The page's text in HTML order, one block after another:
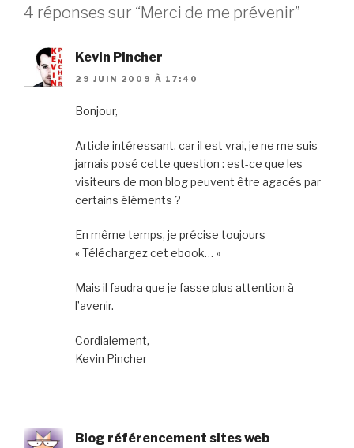
4 réponses sur “Merci de me prévenir”
Kevin Pincher
29 JUIN 2009 À 17:40
Bonjour,
Article intéressant, car il est vrai, je ne me suis
jamais posé cette question : est-ce que les
visiteurs de mon blog peuvent être agacés par
certains éléments ?
En même temps, je précise toujours
« Téléchargez cet ebook… »
Mais il faudra que je fasse plus attention à
l’avenir.
Cordialement,
Kevin Pincher
Blog référencement sites web